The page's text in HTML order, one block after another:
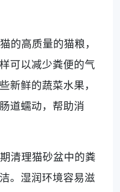
的高质量的猫粮，
可以减少粪便的气
新鲜的蔬菜水果，
道蠕动，帮助消
清理猫砂盆中的粪
。湿润环境容易滋